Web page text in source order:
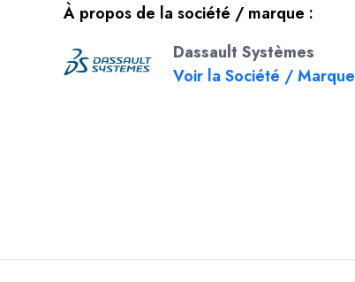
À propos de la société / marque :
Dassault Systèmes
Voir la Société / Marque